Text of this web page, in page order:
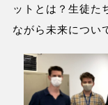
ットとは？生徒た
ながら未来につい